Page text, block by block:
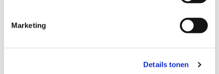
Marketing
Details tonen